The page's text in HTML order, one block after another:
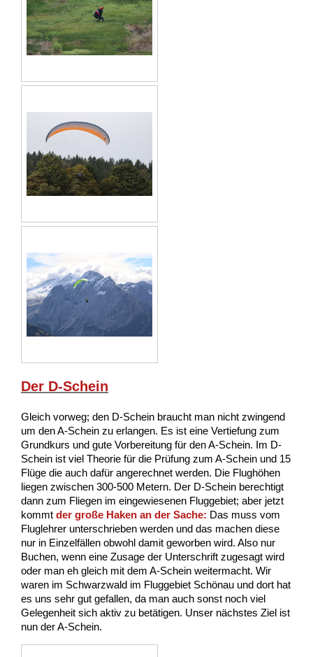
Der D-Schein
Gleich vorweg; den D-Schein braucht man nicht zwingend
um den A-Schein zu erlangen. Es ist eine Vertiefung zum
Grundkurs und gute Vorbereitung für den A-Schein. Im D-
Schein ist viel Theorie für die Prüfung zum A-Schein und 15
Flüge die auch dafür angerechnet werden. Die Flughöhen
liegen zwischen 300-500 Metern. Der D-Schein berechtigt
dann zum Fliegen im eingewiesenen Fluggebiet; aber jetzt
kommt der große Haken an der Sache: Das muss vom
Fluglehrer unterschrieben werden und das machen diese
nur in Einzelfällen obwohl damit geworben wird. Also nur
Buchen, wenn eine Zusage der Unterschrift zugesagt wird
oder man eh gleich mit dem A-Schein weitermacht. Wir
waren im Schwarzwald im Fluggebiet Schönau und dort hat
es uns sehr gut gefallen, da man auch sonst noch viel
Gelegenheit sich aktiv zu betätigen. Unser nächstes Ziel ist
nun der A-Schein.